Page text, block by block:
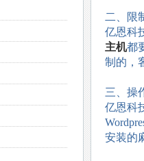
二、限
亿恩科
主机都
制的，
三、操
亿恩科
安装的